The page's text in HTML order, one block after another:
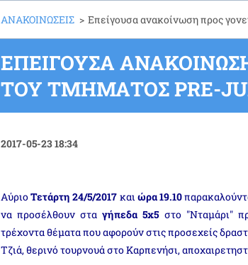
ΑΝΑΚΟΙΝΩΣΕΙΣ > Eπείγουσα ανακοίνωση προς
EΠΕΊΓΟΥΣΑ
ΤΟΥ ΤΜΉΜΑΤΟΣ PRE-
2017-05-23 18:34
AύριοΤετάρτη 24/5/2017 καιώρα 19.10
να προσέλθουν σταγήπεδα 5x5 στο "Νταμάρι"
τρέχοντα θέματα που αφορούν στις προσεχείς
Τζιά, θερινό τουρνουά στο Καρπενήσι,